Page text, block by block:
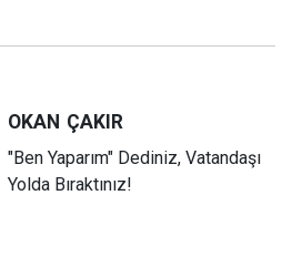
OKAN ÇAKIR
"Ben Yaparım" Dediniz, Vatandaşı
Yolda Bıraktınız!